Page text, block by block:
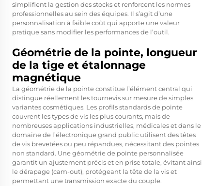
simplifient la gestion des stocks et renforcent les normes
professionnelles au sein des équipes. Il s’agit d’une
personnalisation à faible coût qui apporte une valeur
pratique sans modifier les performances de l’outil.
Géométrie de la pointe, longueur
de la tige et étalonnage
magnétique
La géométrie de la pointe constitue l’élément central qui
distingue réellement les tournevis sur mesure de simples
variantes cosmétiques. Les profils standards de pointe
couvrent les types de vis les plus courants, mais de
nombreuses applications industrielles, médicales et dans le
domaine de l’électronique grand public utilisent des têtes
de vis brevetées ou peu répandues, nécessitant des pointes
non standard. Une géométrie de pointe personnalisée
garantit un ajustement précis et en prise totale, évitant ainsi
le dérapage (cam-out), protégeant la tête de la vis et
permettant une transmission exacte du couple.